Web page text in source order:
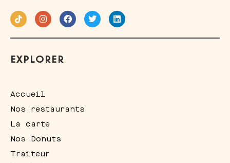
EXPLORER
Accueil
Nos restaurants
La carte
Nos Donuts
Traiteur